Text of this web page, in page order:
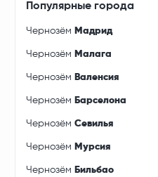
Популярные города
Чернозём Мадрид
Чернозём Малага
Чернозём Валенсия
Чернозём Барселона
ЧернозёмСевилья
Чернозём Мурсия
Чернозём Бильбао